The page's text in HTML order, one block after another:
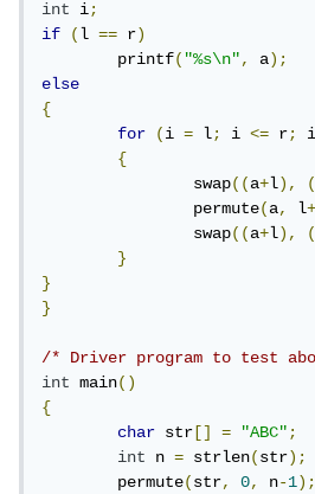
int i;
if
(l == r)
	printf
("%s\n", a);
else
{
for
(i = l; i <= r;
{
		swap
((a+l),
		permute
(a, l
		swap
((a+l),
}
}
}
/* Driver program to test
int main()
{
char str [] = "ABC";
int
n = strlen(str);
	permute
(str, 0, n-1);